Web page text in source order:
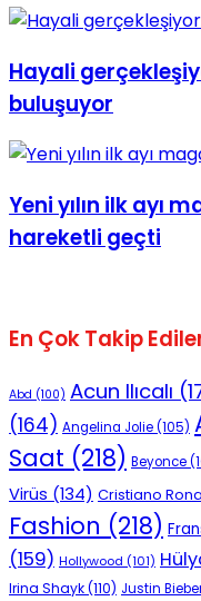
Hayali
buluşuyor
Yeni yılın ilk ayı
hareketli geçti
En Çok Takip
Abd (100) Acun Ilıcalı
(164) Angelina Jolie(105)
Saat (218) Beyonce
Virüs (134) Cristiano
Fashion (218)
(159) Hollywood (101)
Irina Shayk(110) Justin